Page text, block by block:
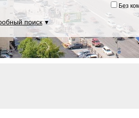
Без
поиск▼